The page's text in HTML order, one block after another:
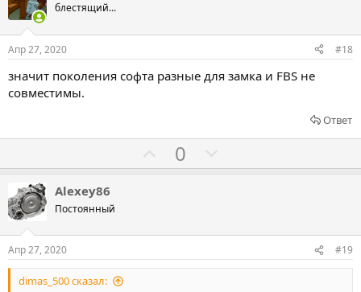
с
в
а
з
а
с
в
а
п
р
в
блестящий...
Апр 27, 2020 #18
значит поколения софта разные для замка и FBS не
совместимы.
Ответ
о
с
в
0
о
с
в
Alexey86
Постоянный
Апр 27, 2020 #19
dimas_500 сказал: